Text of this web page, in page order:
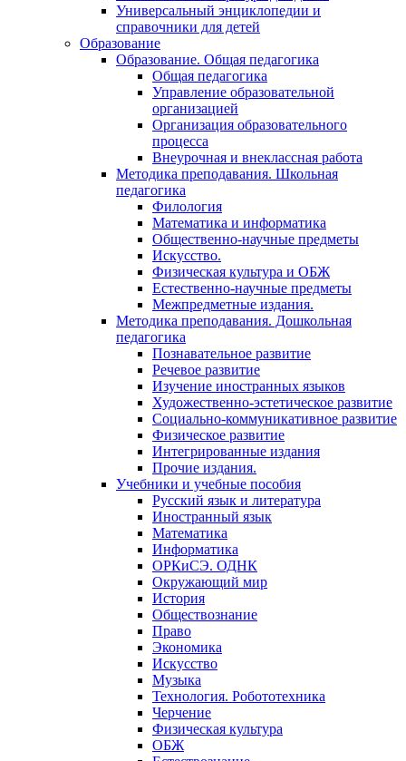
Универсальный энциклопедии и
справочники для детей
Образование
Образование. Общая педагогика
Общая педагогика
Управление образовательной
организацией
Организация образовательного
процесса
Внеурочная и внеклассная работа
Методика преподавания. Школьная
педагогика
Филология
Математика и информатика
Общественно-научные предметы
Искусство.
Физическая культура и ОБЖ
Естественно-научные предметы
Межпредметные издания.
Методика преподавания. Дошкольная
педагогика
Познавательное развитие
Речевое развитие
Изучение иностранных языков
Художественно-эстетическое развитие
Социально-коммуникативное развитие
Физическое развитие
Интегрированные издания
Прочие издания.
Учебники и учебные пособия
Русский язык и литература
Иностранный язык
Математика
Информатика
ОРКиСЭ. ОДНК
Окружающий мир
История
Обществознание
Право
Экономика
Искусство
Музыка
Технология. Робототехника
Черчение
Физическая культура
ОБЖ